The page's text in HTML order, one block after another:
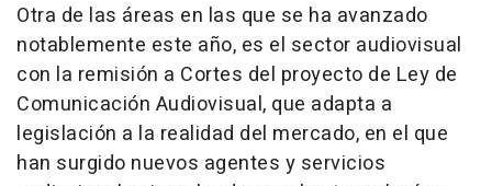
Otra de las áreas en las que se ha avanzado
notablemente este año, es el sector audiovisual
con la remisión a Cortes del proyecto de Ley de
Comunicación Audiovisual, que adapta a
legislación a la realidad del mercado, en el que
han surgido nuevos agentes y servicios